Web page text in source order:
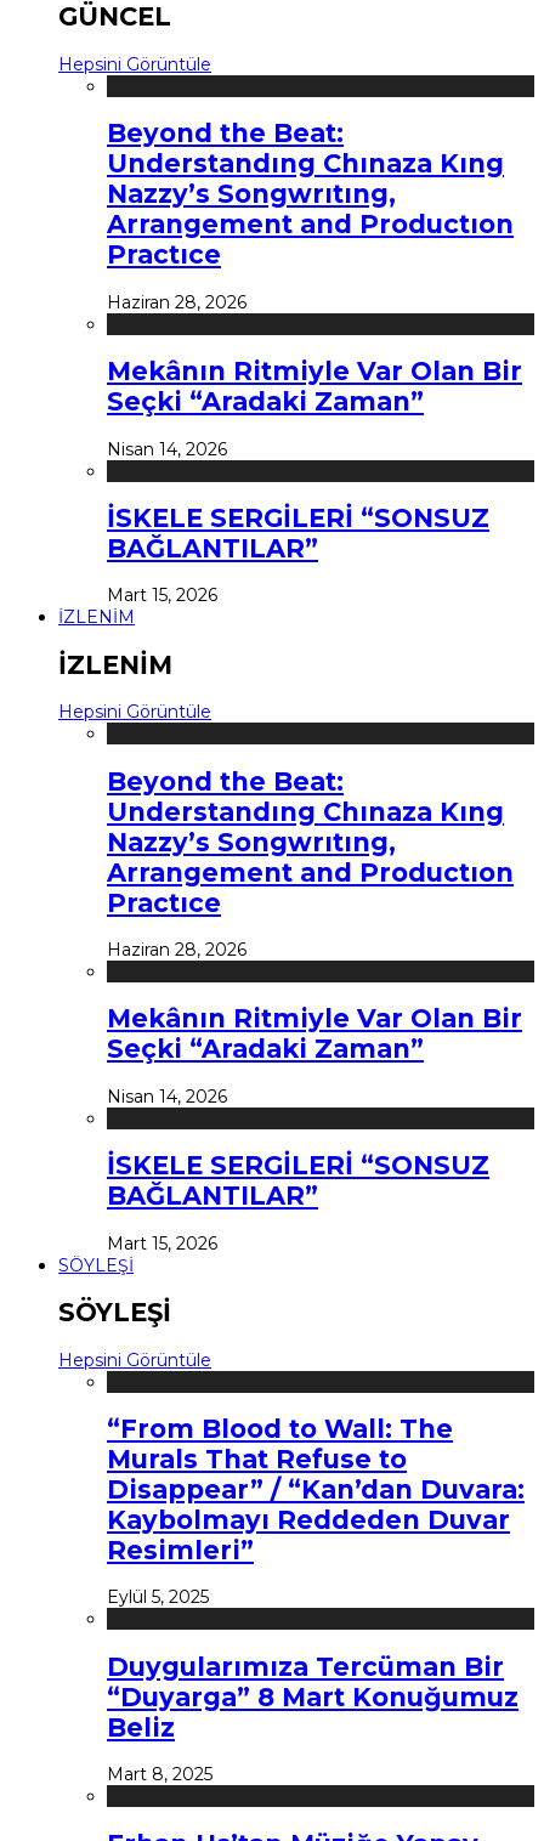
GÜNCEL
Hepsini Görüntüle
Beyond the Beat:
Understandıng Chınaza Kıng
Nazzy’s Songwrıtıng,
Arrangement and Productıon
Practıce
Haziran 28, 2026
Mekânın Ritmiyle Var Olan Bir
Seçki “Aradaki Zaman”
Nisan 14, 2026
İSKELE SERGİLERİ “SONSUZ
BAĞLANTILAR”
Mart 15, 2026
İZLENİM
İZLENİM
Hepsini Görüntüle
Beyond the Beat:
Understandıng Chınaza Kıng
Nazzy’s Songwrıtıng,
Arrangement and Productıon
Practıce
Haziran 28, 2026
Mekânın Ritmiyle Var Olan Bir
Seçki “Aradaki Zaman”
Nisan 14, 2026
İSKELE SERGİLERİ “SONSUZ
BAĞLANTILAR”
Mart 15, 2026
SÖYLEŞİ
SÖYLEŞİ
Hepsini Görüntüle
“From Blood to Wall: The
Murals That Refuse to
Disappear” / “Kan’dan Duvara:
Kaybolmayı Reddeden Duvar
Resimleri”
Eylül 5, 2025
Duygularımıza Tercüman Bir
“Duyarga” 8 Mart Konuğumuz
Beliz
Mart 8, 2025